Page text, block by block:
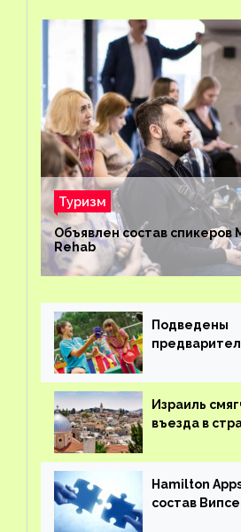
Туризм
Объявлен состав спикеров
Rehab
Подведены
Израиль
въезда в
Hamilton
состав